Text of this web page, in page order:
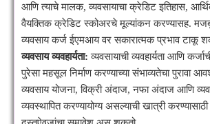
आणि त्याचे मालक, व्यवसायाचा क्रेडिट इतिहास,
वैयक्तिक क्रेडिट स्कोअरचे मूल्यांकन करण्यासह.
व्यवसाय कर्ज ईएमआय वर सकारात्मक प्रभाव टाकू
व्यवसाय व्यवहार्यता: व्यवसायाची व्यवहार्यता आणि
पुरेसा महसूल निर्माण करण्याच्या संभाव्यतेचा पुरावा
व्यवसाय योजना, विक्री अंदाज, नफा अंदाज आणि
व्यवस्थापित करण्यायोग्य असल्याची खात्री